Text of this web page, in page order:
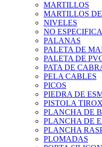
MARTILLOS
MARTILLOS
NIVELES
NO
PALANAS
PALETA DE
PALETA DE
PATA DE
PELA CABLES
PICOS
PIEDRA DE
PISTOLA
PLANCHA DE
PLANCHA DE
PLANCHA
PLOMADAS